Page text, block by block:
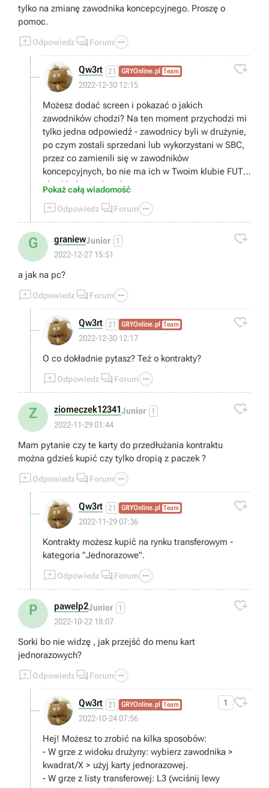
tylko na zmianę zawodnika koncepcyjnego. Proszę o
pomoc.
Odpowiedz  Forum 
Qw3rt 21 GRYOnline.pl Team
2022-12-30 12:15

Możesz dodać screen i pokazać o jakich
zawodników chodzi? Na ten moment przychodzi mi
tylko jedna odpowiedź - zawodnicy byli w drużynie,
po czym zostali sprzedani lub wykorzystani w SBC,
przez co zamienili się w zawodników
koncepcyjnych, bo nie ma ich w Twoim klubie FUT,
ale skład został zachowany.
Pokaż całą wiadomość
Odpowiedz  Forum 
G graniewJunior 1
2022-12-27 15:51

a jak na pc?
Odpowiedz  Forum 
Qw3rt 21 GRYOnline.pl Team
2022-12-30 12:17

O co dokładnie pytasz? Też o kontrakty?
Odpowiedz  Forum 
Z ziomeczek12341Junior 1
2022-11-29 01:44

Mam pytanie czy te karty do przedłużania kontraktu
można gdzieś kupić czy tylko dropią z paczek ?
Odpowiedz  Forum 
Qw3rt 21 GRYOnline.pl Team
2022-11-29 07:36

Kontrakty możesz kupić na rynku transferowym -
kategoria "Jednorazowe".
Odpowiedz  Forum 
P pawelp2Junior 1
2022-10-22 18:07

Sorki bo nie widzę , jak przejść do menu kart
jednorazowych?
Odpowiedz  Forum 
Qw3rt 21 GRYOnline.pl Team
2022-10-24 07:56
1 
Hej! Możesz to zrobić na kilka sposobów:
- W grze z widoku drużyny: wybierz zawodnika >
kwadrat/X > użyj karty jednorazowej.
- W grze z listy transferowej: L3 (wciśnij lewy